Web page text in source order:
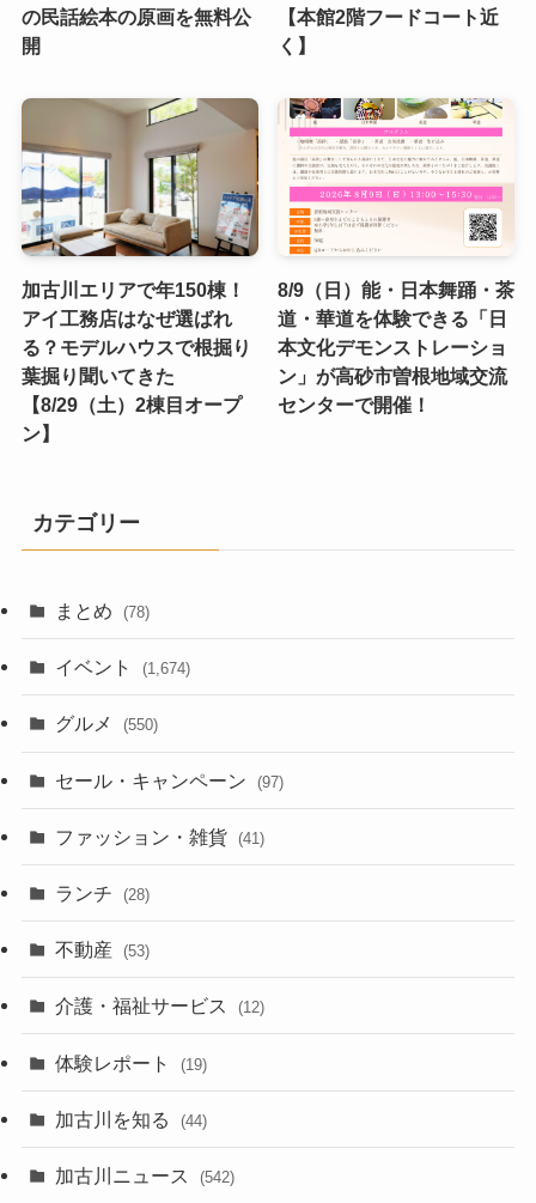
の民話絵本の原画を無料公
開
【本館2階フードコート近
く】
加古川エリアで年150棟！
アイ工務店はなぜ選ばれ
る？モデルハウスで根掘り
葉掘り聞いてきた
【8/29（土）2棟目オープ
ン】
8/9（日）能・日本舞踊・茶
道・華道を体験できる「日
本文化デモンストレーショ
ン」が高砂市曽根地域交流
センターで開催！
カテゴリー
まとめ (78)
イベント (1,674)
グルメ (550)
セール・キャンペーン (97)
ファッション・雑貨 (41)
ランチ (28)
不動産 (53)
介護・福祉サービス (12)
体験レポート (19)
加古川を知る (44)
加古川ニュース (542)